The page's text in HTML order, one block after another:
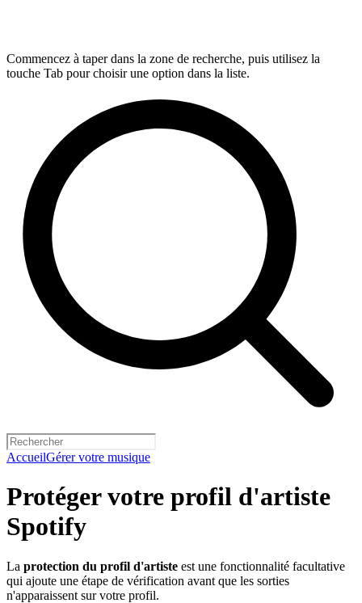
Commencez à taper dans la zone de recherche, puis utilisez la
touche Tab pour choisir une option dans la liste.
AccueilGérer votre musique
Protéger votre profil d'artiste
Spotify
La protection du profil d'artiste est une fonctionnalité facultative
qui ajoute une étape de vérification avant que les sorties
n'apparaissent sur votre profil.